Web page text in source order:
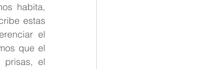
habita,
estas
el
que el
prisas, el